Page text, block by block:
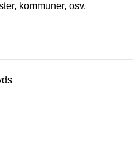
kommuner, osv.